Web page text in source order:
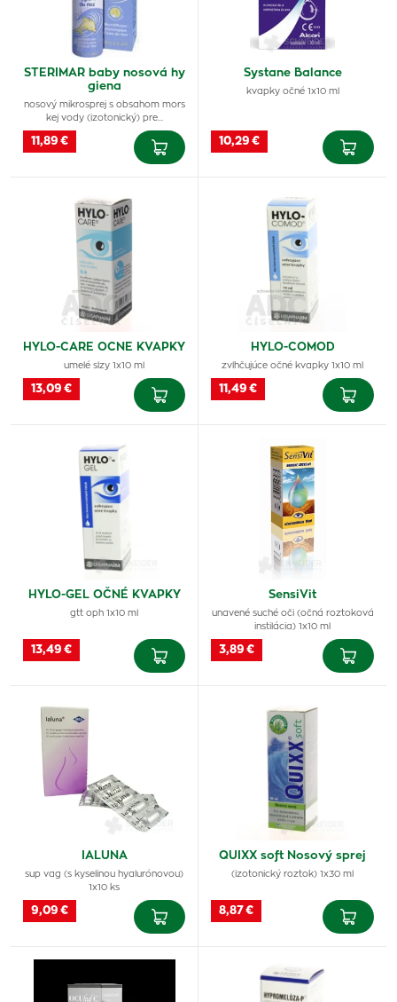
STERIMAR baby nosová hy
giena
nosový mikrosprej s obsahom mors
kej vody (izotonický) pre…
11,89 €
Systane Balance
kvapky očné 1x10 ml
10,29 €
HYLO-CARE OCNE KVAPKY
umelé slzy 1x10 ml
13,09 €
HYLO-COMOD
zvlhčujúce očné kvapky 1x10 ml
11,49 €
HYLO-GEL OČNÉ KVAPKY
gtt oph 1x10 ml
13,49 €
SensiVit
unavené suché oči (očná roztoková
instilácia) 1x10 ml
3,89 €
IALUNA
sup vag (s kyselinou hyalurónovou)
1x10 ks
9,09 €
QUIXX soft Nosový sprej
(izotonický roztok) 1x30 ml
8,87 €